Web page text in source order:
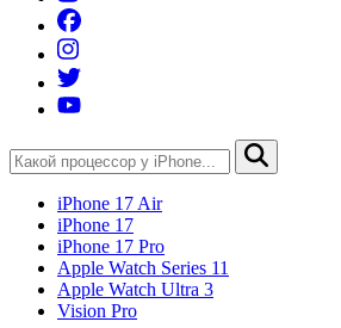
iPhone 17 Air
iPhone 17
iPhone 17 Pro
Apple Watch Series 11
Apple Watch Ultra 3
Vision Pro